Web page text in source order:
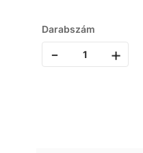
Darabszám
- +